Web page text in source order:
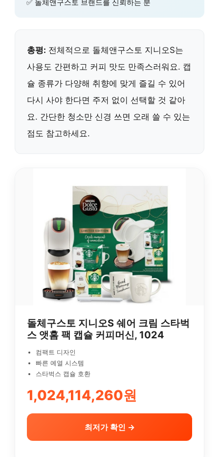
✅ 돌체앤구스토 브랜드를 신뢰하는 분
총평: 전체적으로 돌체앤구스토 지니오S는
사용도 간편하고 커피 맛도 만족스러워요. 캡
슐 종류가 다양해 취향에 맞게 즐길 수 있어
다시 사야 한다면 주저 없이 선택할 것 같아
요. 간단한 청소만 신경 쓰면 오래 쓸 수 있는
점도 참고하세요.
돌체구스토 지니오S 쉐어 크림 스타벅
스 앳홈 팩 캡슐 커피머신, 1024
컴팩트 디자인
빠른 예열 시스템
스타벅스 캡슐 호환
1,024,114,260원
최저가 확인 →